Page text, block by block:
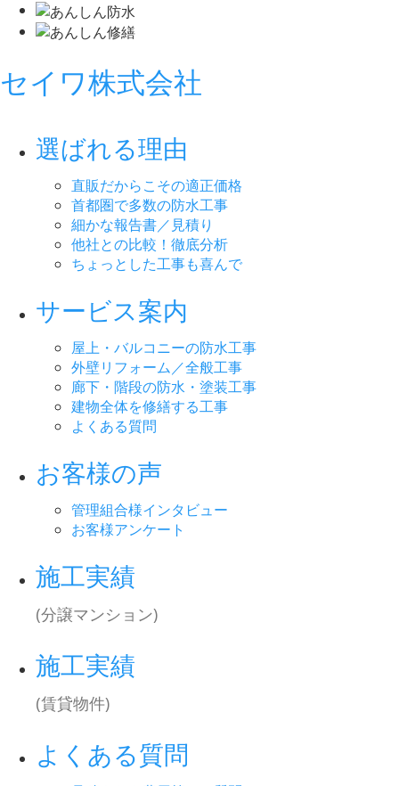
セイワ株式会社
選ばれる理由
直販だからこその適正価格
首都圏で多数の防水工事
細かな報告書／見積り
他社との比較！徹底分析
ちょっとした工事も喜んで
サービス案内
屋上・バルコニーの防水工事
外壁リフォーム／全般工事
廊下・階段の防水・塗装工事
建物全体を修繕する工事
よくある質問
お客様の声
管理組合様インタビュー
お客様アンケート
施工実績
(分譲マンション)
施工実績
(賃貸物件)
よくある質問